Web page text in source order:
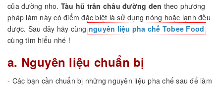
của đường nho. Tàu hũ trân châu đường đen theo phương
pháp làm này có điểm đặc biệt là sử dụng nóng hoặc lạnh đều
được. Sau đây hãy cùngnguyên liệu pha chế Tobee Food
cùng tìm hiểu nhé !
a. Nguyên liệu chuẩn bị
- Các bạn cần chuẩn bị những nguyên liệu pha chế sau để làm